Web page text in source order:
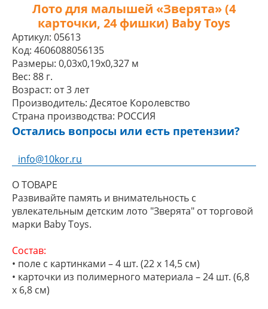
Лото для малышей «Зверята» (4
карточки, 24 фишки) Baby Toys
Артикул: 05613
Код: 4606088056135
Размеры: 0,03x0,19x0,327 м
Вес: 88 г.
Возраст: от 3 лет
Производитель: Десятое Королевство
Страна производства: РОССИЯ
Остались вопросы или есть претензии?
info@10kor.ru
О ТОВАРЕ
Развивайте память и внимательность с
увлекательным детским лото "Зверята" от торговой
марки Baby Toys.
Состав:
• поле с картинками – 4 шт. (22 х 14,5 см)
• карточки из полимерного материала – 24 шт. (6,8
х 6,8 см)